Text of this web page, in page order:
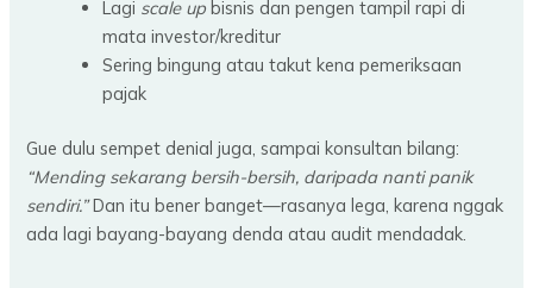
Lagi scale up bisnis dan pengen tampil rapi di
mata investor/kreditur
Sering bingung atau takut kena pemeriksaan
pajak
Gue dulu sempet denial juga, sampai konsultan bilang:
“Mending sekarang bersih-bersih, daripada nanti panik
sendiri.”Dan itu bener banget—rasanya lega, karena nggak
ada lagi bayang-bayang denda atau audit mendadak.